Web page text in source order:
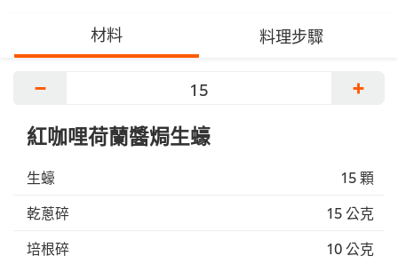
材料 料理步驟
− +
紅咖哩荷蘭醬焗生蠔
生蠔
15 顆
乾蔥碎
15 公克
培根碎
10 公克